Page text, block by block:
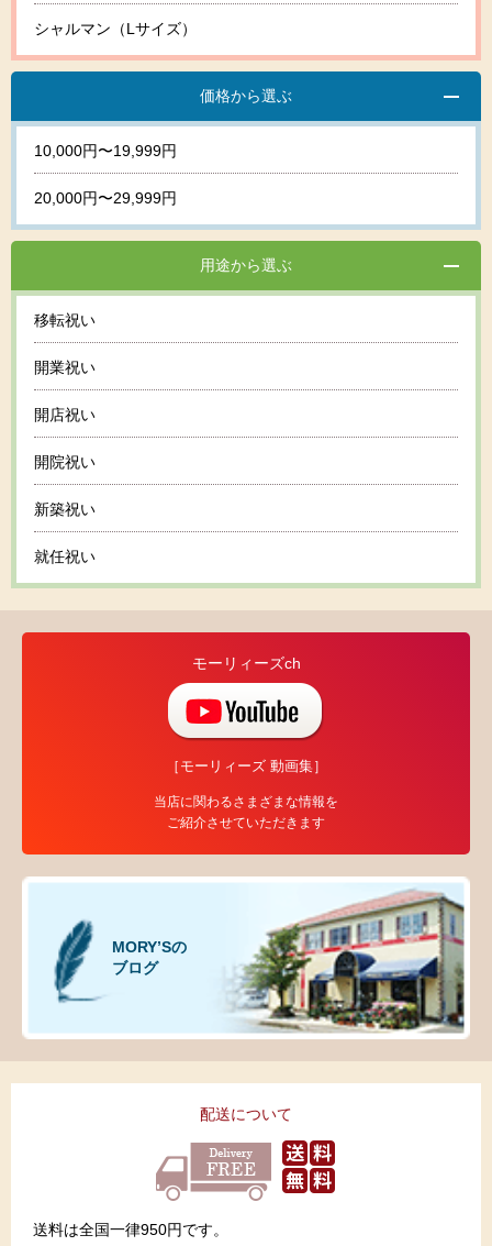
シャルマン（Lサイズ）
価格から選ぶ
10,000円〜19,999円
20,000円〜29,999円
用途から選ぶ
移転祝い
開業祝い
開店祝い
開院祝い
新築祝い
就任祝い
モーリィーズch
［モーリィーズ 動画集］
当店に関わるさまざまな情報を
ご紹介させていただきます
MORY’Sの
ブログ
配送について
送料は全国一律950円です。